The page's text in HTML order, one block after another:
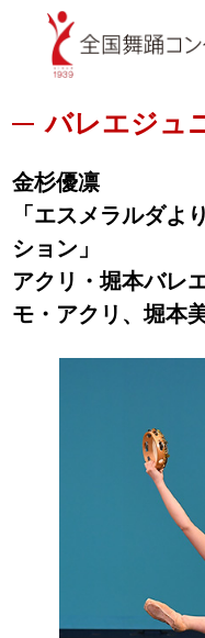
バレエジュ
金杉優凛
「エスメラルダよ
ション」
アクリ・堀本バレ
モ・アクリ、堀本美